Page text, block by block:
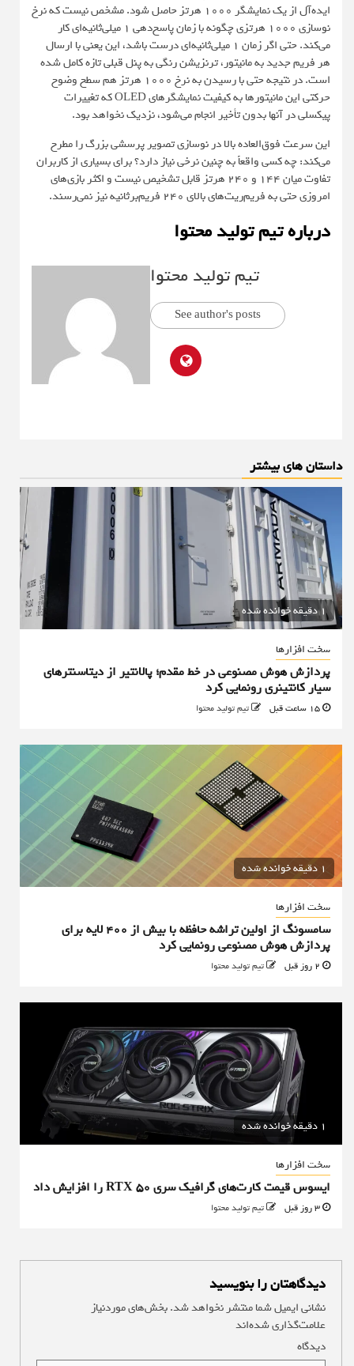
ایده‌آل از یک نمایشگر 1000 هرتز حاصل شود. مشخص نیست که نرخ
نوسازی 1000 هرتزی چگونه با زمان پاسخ‌دهی 1 میلی‌ثانیه‌ای کار
می‌کند. حتی اگر زمان 1 میلی‌ثانیه‌ای درست باشد، این یعنی با ارسال
هر فریم جدید به مانیتور، ترنزیشن رنگی به پنل قبلی تازه کامل شده
است. در نتیجه حتی با رسیدن به نرخ 1000 هرتز هم سطح وضوح
حرکتی این مانیتورها به کیفیت نمایشگرهای OLED که تغییرات
پیکسلی در آنها بدون تأخیر انجام می‌شود، نزدیک نخواهد بود.
این سرعت فوق‌العاده بالا در نوسازی تصویر پرسشی بزرگ را مطرح
می‌کند: چه کسی واقعاً به چنین نرخی نیاز دارد؟ برای بسیاری از کاربران
تفاوت میان 144 و 240 هرتز قابل تشخیص نیست و اکثر بازی‌های
امروزی حتی به فریم‌ریت‌های بالای 240 فریم‌برثانیه نیز نمی‌رسند.
درباره تیم تولید محتوا
تیم تولید محتوا
See author's posts
داستان های بیشتر
1 دقیقه خوانده شده
سخت افزارها
پردازش هوش مصنوعی در خط مقدم؛ پالانتیر از دیتاسنترهای
سیار کانتینری رونمایی کرد
تیم تولید محتوا
1 دقیقه خوانده شده
سخت افزارها
سامسونگ از اولین تراشه حافظه با بیش از ۴۰۰ لایه برای
پردازش هوش مصنوعی رونمایی کرد
تیم تولید محتوا
1 دقیقه خوانده شده
سخت افزارها
ایسوس قیمت کارت‌های گرافیک سری RTX 50 را افزایش داد
تیم تولید محتوا
دیدگاهتان را بنویسید
نشانی ایمیل شما منتشر نخواهد شد.بخش‌های موردنیاز
علامت‌گذاری شده‌اند
دیدگاه